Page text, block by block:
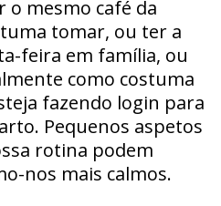
mesmo café da
tomar, ou ter a
feira em família, ou
como costuma
fazendo login para
Pequenos aspetos
rotina podem
nos mais calmos.